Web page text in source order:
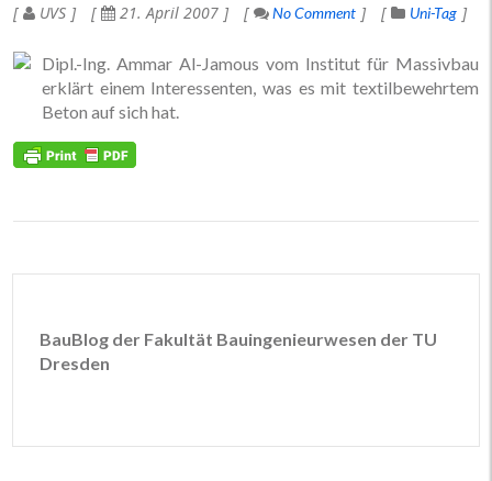
UVS 21. April 2007 No Comment Uni-Tag
Dipl.-Ing. Ammar Al-Jamous vom Institut für Massivbau
erklärt einem Interessenten, was es mit textilbewehrtem
Beton auf sich hat.
BauBlog der Fakultät Bauingenieurwesen der TU
Dresden